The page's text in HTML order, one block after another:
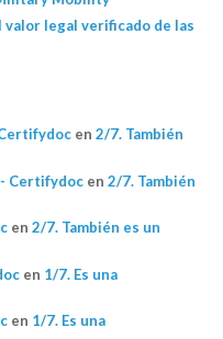
valor legal verificado de las
en 2/7. También
Certifydocen 2/7. También
en 2/7. También es un
en 1/7. Es una
en 1/7. Es una